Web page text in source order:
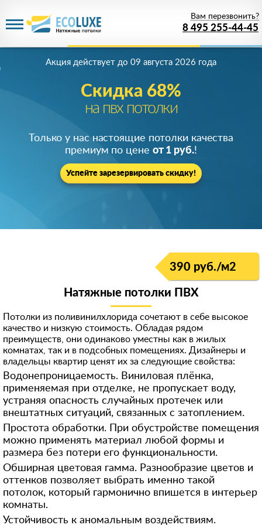
8 495 255-44-45
Вам перезвонить?
Скидка 68%
на пвх потолки
Акция действует до 09 августа 2026 года
Только у нас настоящие потолки качества
премиум по цене от 1 руб.!
Успейте зарезервировать скидку!
390 руб./м2
Натяжные потолки ПВХ
Потолки из поливинилхлорида сочетают в себе высокое
качество и низкую стоимость. Обладая рядом
преимуществ, они одинаково уместны как в жилых
комнатах, так и в подсобных помещениях. Дизайнеры и
владельцы квартир ценят их за следующие свойства:
Водонепроницаемость. Виниловая плёнка,
применяемая при отделке, не пропускает воду,
устраняя опасность случайных протечек или
внештатных ситуаций, связанных с затоплением.
Простота обработки. При обустройстве помещения
можно применять материал любой формы и
размера без потери его функциональности.
Обширная цветовая гамма. Разнообразие цветов и
оттенков позволяет выбрать именно такой
потолок, который гармонично впишется в интерьер
комнаты.
Устойчивость к аномальным воздействиям.